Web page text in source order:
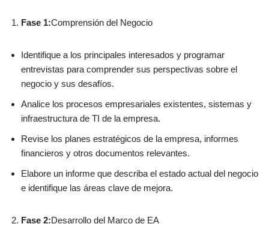
Fase 1:Comprensión del Negocio
Identifique a los principales interesados y programar
entrevistas para comprender sus perspectivas sobre el
negocio y sus desafíos.
Analice los procesos empresariales existentes, sistemas y
infraestructura de TI de la empresa.
Revise los planes estratégicos de la empresa, informes
financieros y otros documentos relevantes.
Elabore un informe que describa el estado actual del negocio
e identifique las áreas clave de mejora.
Fase 2:Desarrollo del Marco de EA